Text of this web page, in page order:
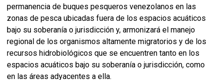
permanencia de buques pesqueros venezolanos en las
zonas de pesca ubicadas fuera de los espacios acuáticos
bajo su soberanía o jurisdicción y, armonizará el manejo
regional de los organismos altamente migratorios y de los
recursos hidrobiológicos que se encuentren tanto en los
espacios acuáticos bajo su soberanía o jurisdicción, como
en las áreas adyacentes a ella.